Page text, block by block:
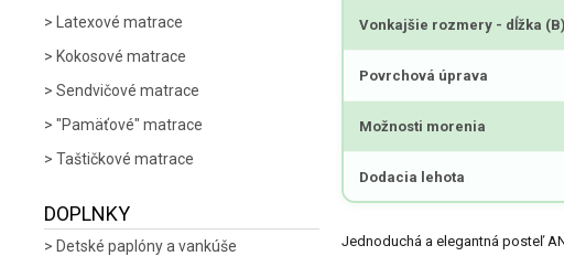
Latexové matrace
Kokosové matrace
Sendvičové matrace
"Pamäťové" matrace
Taštičkové matrace
DOPLNKY
Detské paplóny a vankúše
Vonkajšie rozmery - dĺžka (B)
Povrchová úprava
Možnosti morenia
Dodacia lehota
Jednoduchá a elegantná posteľ